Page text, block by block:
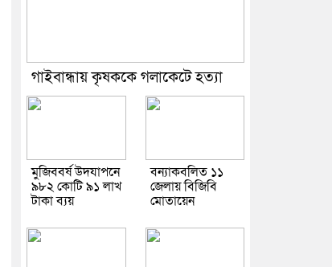
গাইবান্ধায় কৃষককে গলাকেটে হত্যা
মুজিববর্ষ উদযাপনে
৯৮২ কোটি ৯১ লাখ
টাকা ব্যয়
বন্যাকবলিত ১১
জেলায় বিজিবি
মোতায়েন